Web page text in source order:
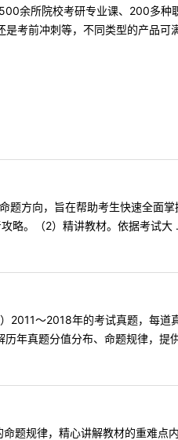
余所院校考研专业课、200多种
考前冲刺等，不同类型的产品可
方向，旨在帮助考生快速全面掌
略。（2）精讲教材。依据考试大
2011～2018年的考试真题，每道
年真题分值分布、命题规律，提
题规律，精心讲解教材的重难点